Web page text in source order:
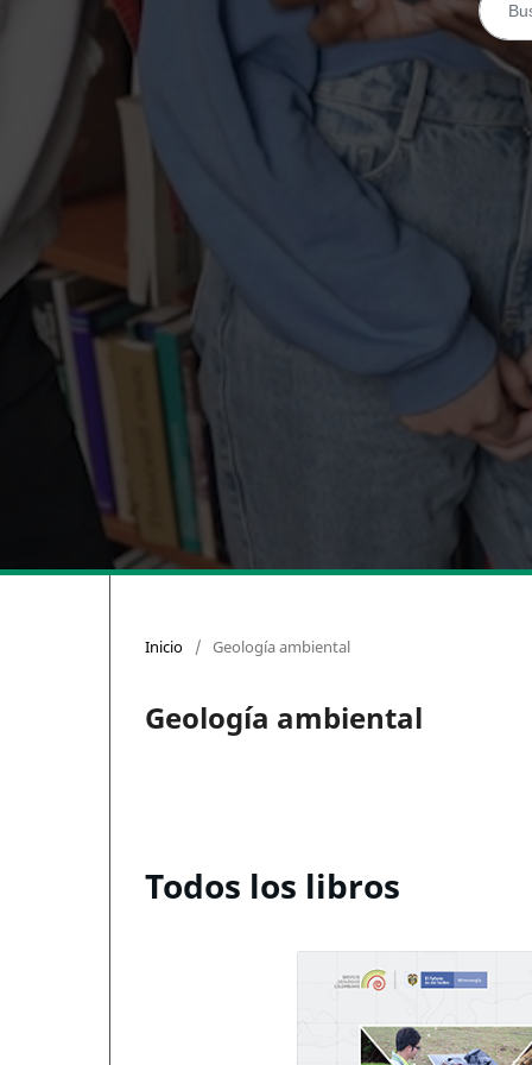
Inicio / Geología ambiental
Geología ambiental
Todos los libros